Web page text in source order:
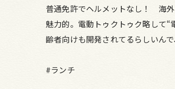
普通免許でヘルメットなし！ 海外
魅力的。電動トゥクトゥク略して
齢者向けも開発されてるらしいん
#ランチ